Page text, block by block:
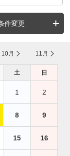
件変更
10月 11月
土 日
1 2
8 9
15 16